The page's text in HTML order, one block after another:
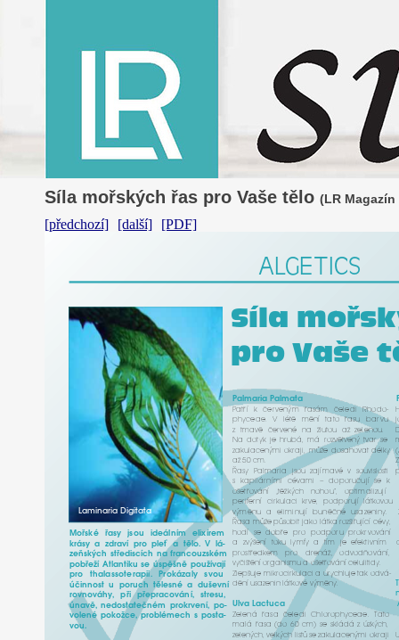
Síla mořských řas pro Vaše tělo (LR Magazín
[předchozí] [další] [PDF]
A GETICS
Mořské řasy jsou ideálním elixírem
krásy
a zdraví pro pleť a tělo. V
lá-
zeňských střediscích na francouzském
pobřeží Atlantiku se úspěšně používají
pro thalassoterapii. Prokázaly svou
účinnost u poruch tělesné a duševní
rovnováhy, při přepracování, stresu,
únavě, nedostatečném prokrvení, po-
volené pokožce, problémech s posta-
vou.
Palmaria Palmata
Patří k červeným řasám čeledi
Rhodo-
phyceae. V étě mění ta to řasu bar vu
z
tmavě červené na žlutou až zelenou.
Na dot yk je hrubá, má rozvětvený tvar se
za kulacenými okraji, může dosahovat délky
až 50 cm.
Řasy
Palmaria jsou zajímavé v souvislosti
s
kapilárními cévami – doporučují se
k
ošet řování „těžkých nohou“, optimalizují
periferní cirkulaci krve, podporují látkovou
výměnu
a eliminují buněčné usa zeniny.
Řasa může působit ja ko látka rozšiřující cévy,
hodí
se dobře pro podporu prokr vování
a
zvýšení toku lymfy a tím je efektivním
prostřed kem pro drenáž, odvodňování,
vyčištění organismu a ošetřování celulitid y.
Zlepšuje mikroci r kulaci a urychluje tak odvá-
dění usazenin látkové výměny.
Ulva Lactuca
Zelená
řasa čeledi Chlorophyceae. Tato
malá
řasa (do 60 cm) se skládá z úzkých,
zelených, velkých stů se za kulacenými okraji
T
Síla
pro Vaše
Laminaria Digitata